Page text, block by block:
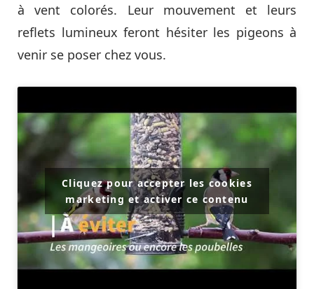
à vent colorés. Leur mouvement et leurs
reflets lumineux feront hésiter les pigeons à
venir se poser chez vous.
Cliquez pour accepter les cookies
marketing et activer ce contenu